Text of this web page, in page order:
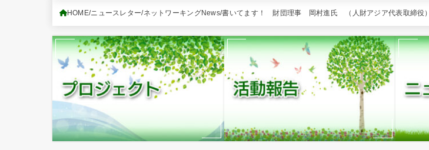
HOME ニュースレター/ネットワーキングNews 書いてます！ 財団理事 岡村進氏 （人財アジア代表取締役）